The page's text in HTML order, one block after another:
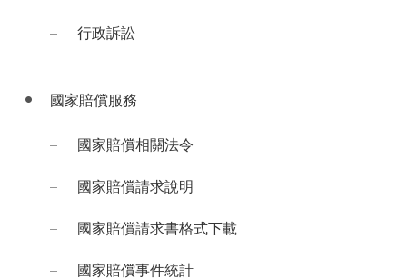
行政訴訟
國家賠償服務
國家賠償相關法令
國家賠償請求說明
國家賠償請求書格式下載
國家賠償事件統計